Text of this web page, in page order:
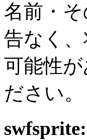
名前・
告なく
可能性
ださい。